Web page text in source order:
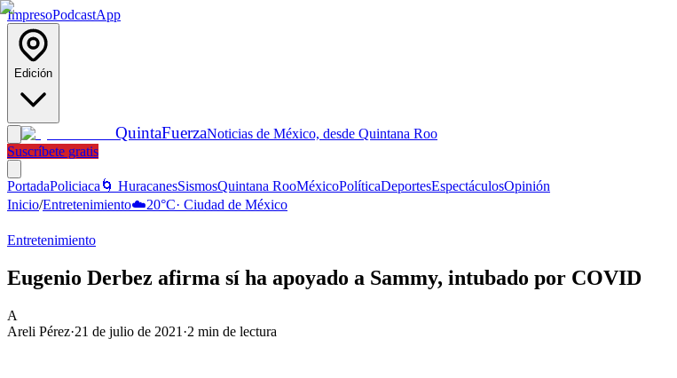
ImpresoPodcastApp
Edición
QuintaFuerzaNoticias de México, desde Quintana Roo
Suscríbete gratis
PortadaPoliciaca 🌀 HuracanesSismosQuintana RooMéxicoPolíticaDeportesEspectáculosOpinión
Inicio/Entretenimiento☁️20°C· Ciudad de México
Entretenimiento
Eugenio Derbez afirma sí ha apoyado a Sammy, intubado por COVID
A
Areli Pérez·21 de julio de 2021 ·2 min de lectura